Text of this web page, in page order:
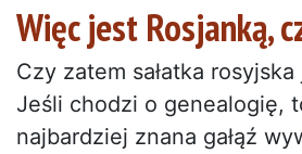
Więc jest Rosjanką,
Czy zatem sałatka
Jeśli chodzi o genealogię,
najbardziej znana gałąź